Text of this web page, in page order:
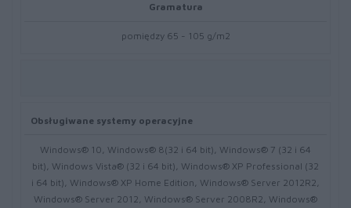
Gramatura
pomiędzy 65 - 105 g/m2
Obsługiwane systemy operacyjne
Windows® 10, Windows® 8(32 i 64 bit), Windows® 7 (32 i 64
bit), Windows Vista® (32 i 64 bit), Windows® XP Professional (32
i 64 bit), Windows® XP Home Edition, Windows® Server 2012R2,
Windows® Server 2012, Windows® Server 2008R2, Windows®